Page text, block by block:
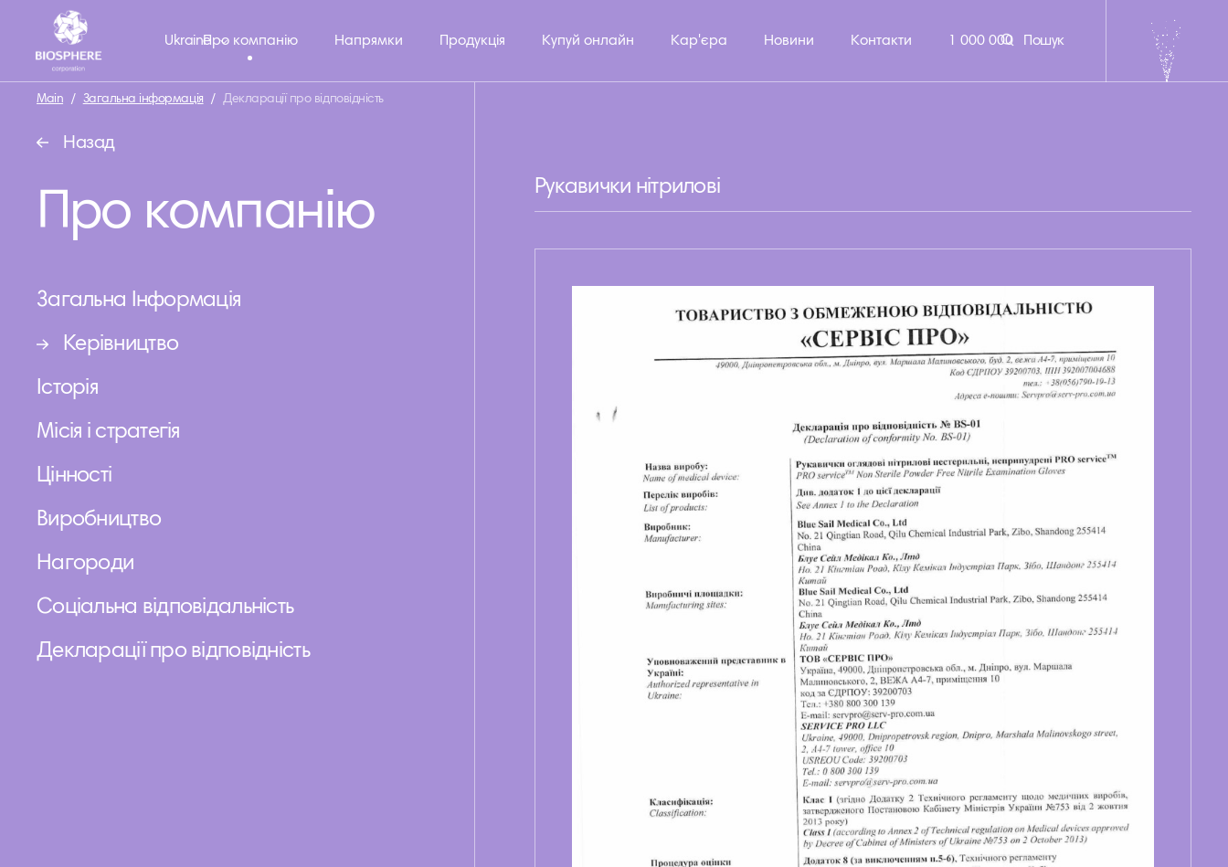
Про компанію Напрямки Продукція Купуй онлайн Кар'єра Новини Контакти 1 000 000 Пошук
Ukraine
Main / Загальна інформація / Декларації про відповідність
Назад
Про компанію
Загальна Інформація
Керівництво
Історія
Місія і стратегія
Цінності
Виробництво
Нагороди
Соціальна відповідальність
Декларації про відповідність
Рукавички нітрилові